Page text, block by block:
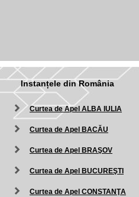
Instanțele din România
Curtea de Apel ALBA IULIA
Curtea de Apel BACĂU
Curtea de Apel BRAŞOV
Curtea de Apel BUCUREŞTI
Curtea de Apel CONSTANŢA